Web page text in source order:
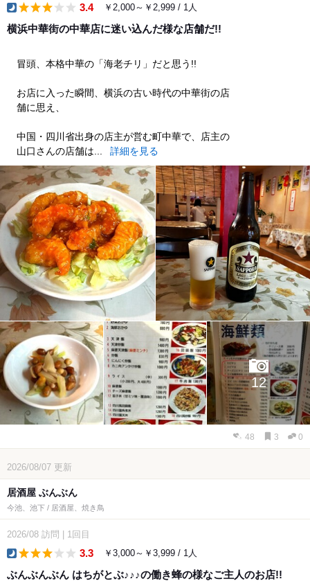
3.4 ￥2,000～￥2,999 / 1人
横浜中華街の中華店に迷い込んだ様な店舗だ!!
冒頭、本格中華の「海老チリ」だと思う!!
お店に入った瞬間、横浜の古い時代の中華街の店
舗に思え、
中国・四川省出身の店主が営む町中華で、店主の
山口さんの店舗は...
詳細を見る
12
48 3 0
2026/08/07 更新
居酒屋 ぶんぶん
今池、池下 / 居酒屋、焼き鳥
2026/08 訪問 | 1回目
3.3 ￥3,000～￥3,999 / 1人
ぶんぶんぶん はちがとぶ♪♪♪の働き蜂の様なご主人のお店!!